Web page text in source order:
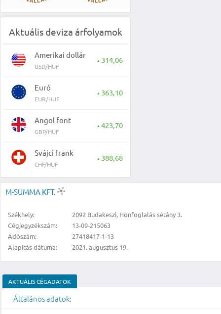
Aktuális deviza árfolyamok
Amerikai dollár
USD/HUF
▲ 314,06
Euró
EUR/HUF
▲ 363,10
Angol font
GBP/HUF
▲ 423,70
Svájci frank
CHF/HUF
▲ 388,68
M-SUMMA KFT.
Székhely:
2092 Budakeszi, Honfoglalás sétány 3.
Cégjegyzékszám:
13-09-215063
Adószám:
27418417-1-13
Alapítás dátuma:
2021. augusztus 19.
AKTUÁLIS CÉGADATOK
Általános adatok: